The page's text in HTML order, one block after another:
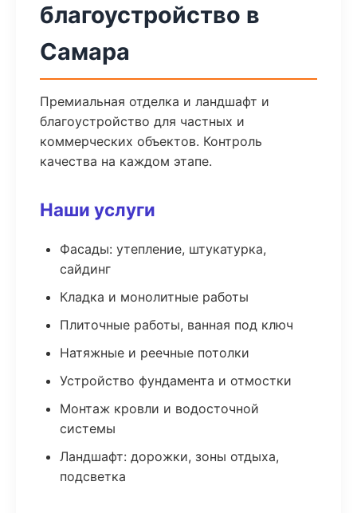
благоустройство в
Самара
Премиальная отделка и ландшафт и
благоустройство для частных и
коммерческих объектов. Контроль
качества на каждом этапе.
Наши услуги
Фасады: утепление, штукатурка,
сайдинг
Кладка и монолитные работы
Плиточные работы, ванная под ключ
Натяжные и реечные потолки
Устройство фундамента и отмостки
Монтаж кровли и водосточной
системы
Ландшафт: дорожки, зоны отдыха,
подсветка